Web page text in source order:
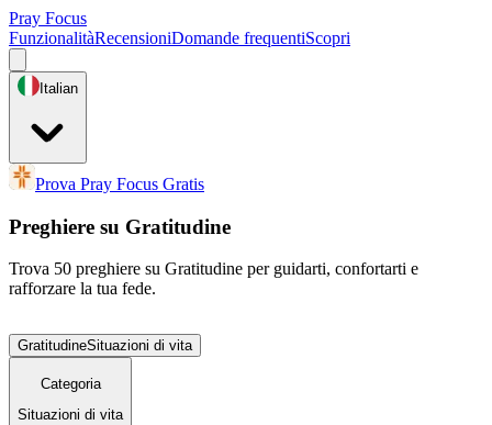
Pray Focus
FunzionalitàRecensioniDomande frequentiScopri
Italian
Prova Pray Focus Gratis
Preghiere su Gratitudine
Trova 50 preghiere su Gratitudine per guidarti, confortarti e
rafforzare la tua fede.
GratitudineSituazioni di vita
Categoria
Situazioni di vita